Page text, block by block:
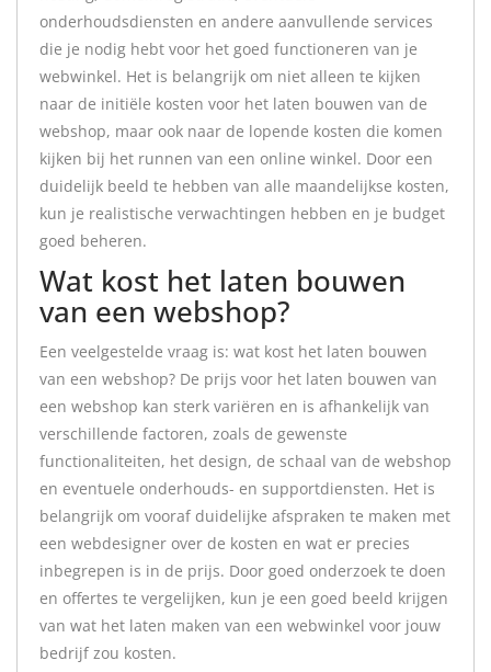
onderhoudsdiensten en andere aanvullende services
die je nodig hebt voor het goed functioneren van je
webwinkel. Het is belangrijk om niet alleen te kijken
naar de initiële kosten voor het laten bouwen van de
webshop, maar ook naar de lopende kosten die komen
kijken bij het runnen van een online winkel. Door een
duidelijk beeld te hebben van alle maandelijkse kosten,
kun je realistische verwachtingen hebben en je budget
goed beheren.
Wat kost het laten bouwen
van een webshop?
Een veelgestelde vraag is: wat kost het laten bouwen
van een webshop? De prijs voor het laten bouwen van
een webshop kan sterk variëren en is afhankelijk van
verschillende factoren, zoals de gewenste
functionaliteiten, het design, de schaal van de webshop
en eventuele onderhouds- en supportdiensten. Het is
belangrijk om vooraf duidelijke afspraken te maken met
een webdesigner over de kosten en wat er precies
inbegrepen is in de prijs. Door goed onderzoek te doen
en offertes te vergelijken, kun je een goed beeld krijgen
van wat het laten maken van een webwinkel voor jouw
bedrijf zou kosten.